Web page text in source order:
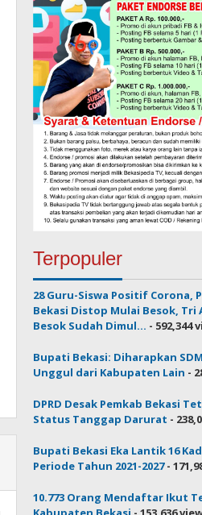
Terpopuler
28 Guru-Siswa Positif Corona,
Bekasi Distop Mulai Besok, Tri
Besok Sudah Dimul... - 592,344
Bupati Bekasi: Diharapkan
Unggul dari Kabupaten Lain -
DPRD Desak Pemkab Bekasi
Status Tanggap Darurat -
Bupati Bekasi Eka Lantik 16
Periode Tahun 2021-2027-
10.773 Orang Mendaftar Ikut